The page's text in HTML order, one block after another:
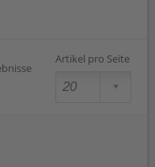
Artikel pro Seite